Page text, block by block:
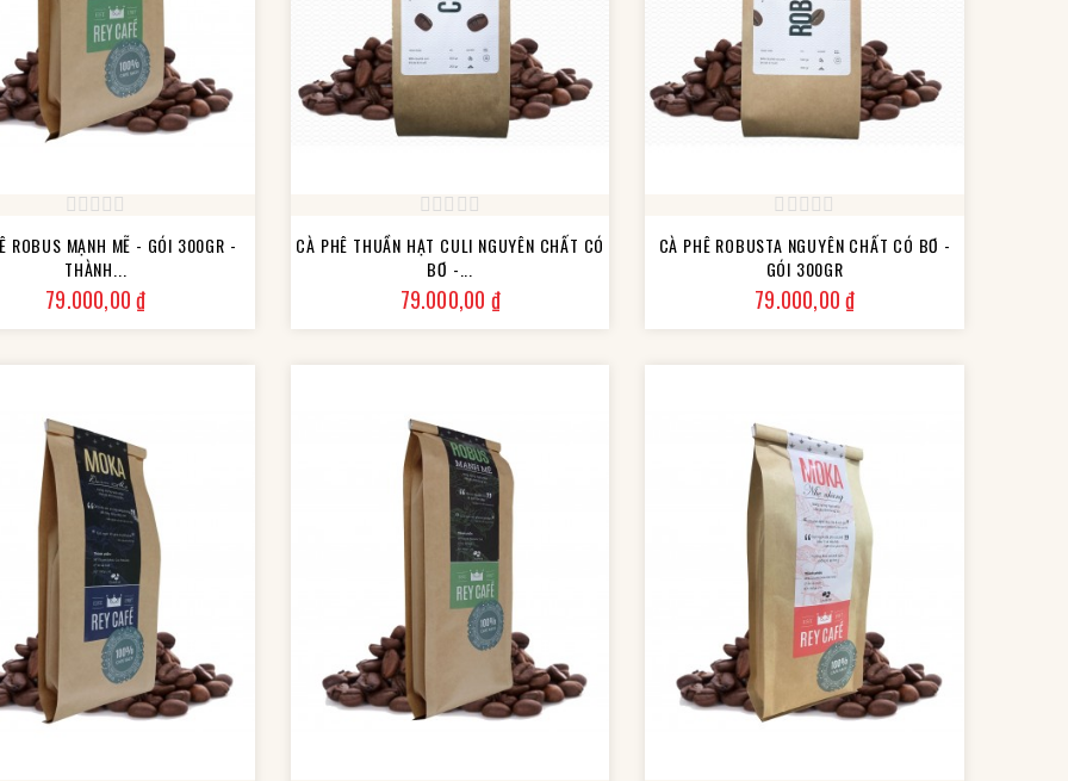
ROBUS MẠNH MẼ - GÓI 300GR -
THÀNH...
79.000,00 ₫Giá
CÀ PHÊ THUẦN HẠT CULI NGUYÊN CHẤT CÓ
BƠ -...
79.000,00 ₫Giá
CÀ PHÊ ROBUSTA NGUYÊN CHẤT CÓ BƠ -
GÓI 300GR
79.000,00 ₫Giá